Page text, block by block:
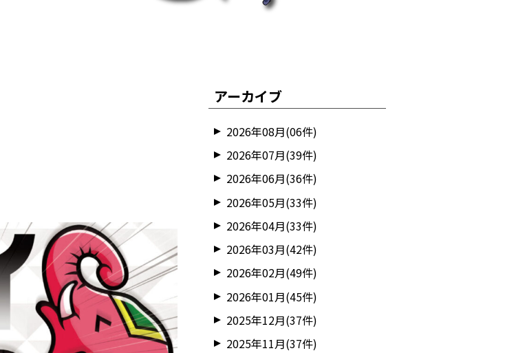
アーカイブ
2026年08月(06件)
2026年07月(39件)
2026年06月(36件)
2026年05月(33件)
2026年04月(33件)
2026年03月(42件)
2026年02月(49件)
2026年01月(45件)
2025年12月(37件)
2025年11月(37件)